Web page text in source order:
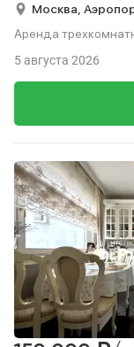
Москва,
Аренда
5 августа 2026